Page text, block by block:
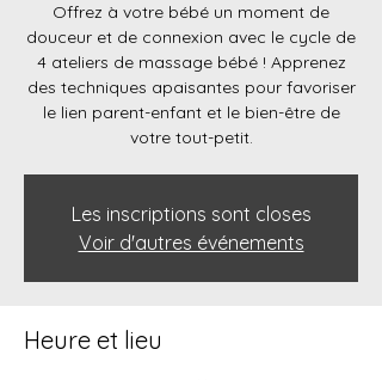
Offrez à votre bébé un moment de
douceur et de connexion avec le cycle de
4 ateliers de massage bébé ! Apprenez
des techniques apaisantes pour favoriser
le lien parent-enfant et le bien-être de
votre tout-petit.
Les inscriptions sont closes
Voir d'autres événements
Heure et lieu